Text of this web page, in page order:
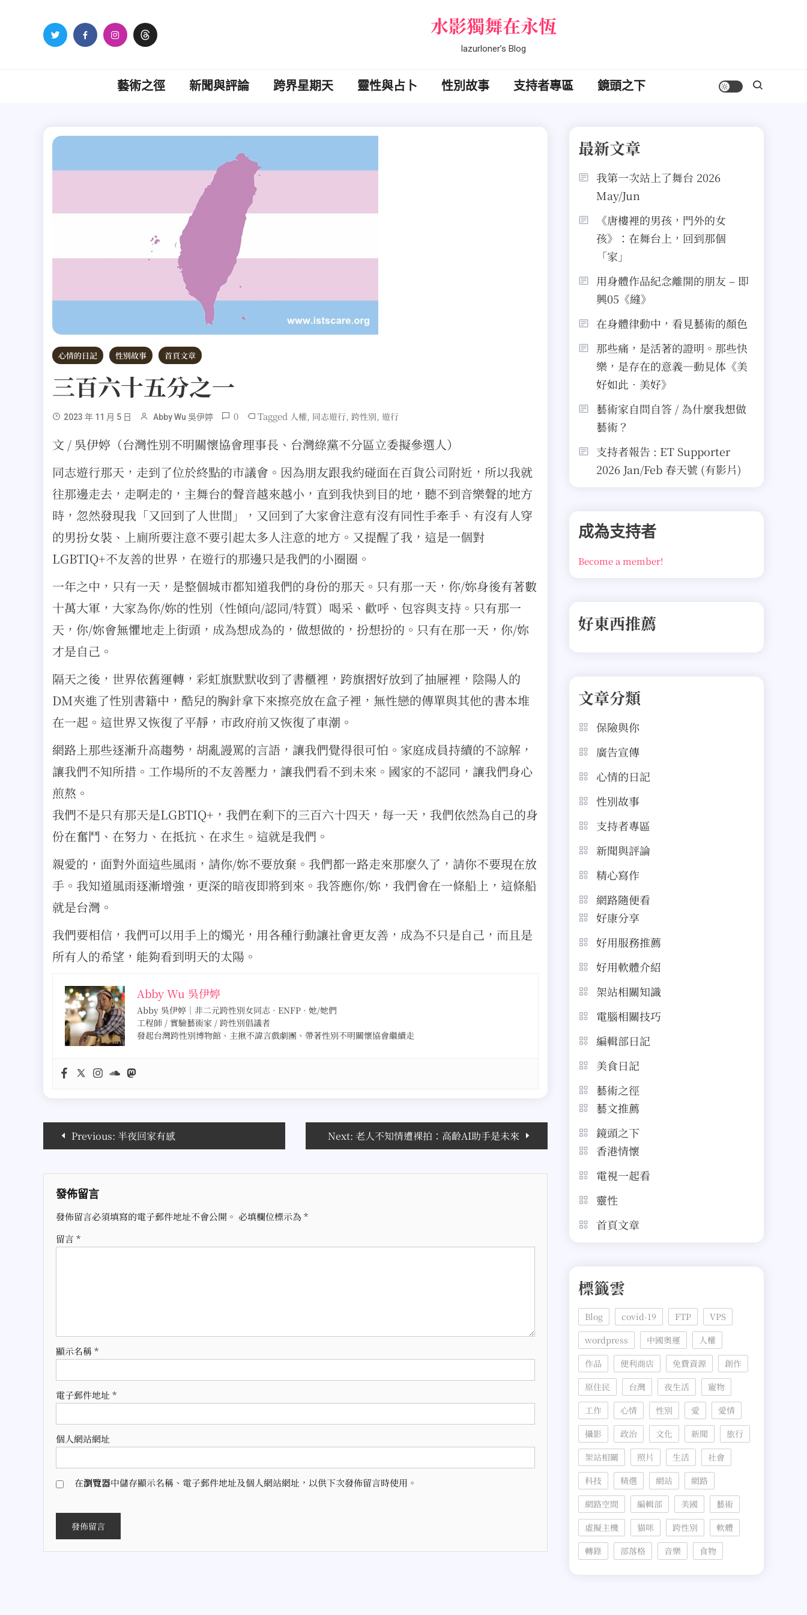
水影獨舞在永恆
lazurloner’s Blog
藝術之徑 新聞與評論 跨界星期天 靈性與占卜 性別故事 支持者專區 鏡頭之下
心情的日記 性別故事 首頁文章
三百六十五分之一
2023 年 11 月 5 日 Abby Wu 吳伊婷 0 Tagged 人權, 同志遊行, 跨性別, 遊行
文 / 吳伊婷（台灣性別不明關懷協會理事長、台灣綠黨不分區立委擬參選人）
同志遊行那天，走到了位於終點的市議會。因為朋友跟我約碰面在百貨公司附近，所以我就
往那邊走去，走啊走的，主舞台的聲音越來越小，直到我快到目的地，聽不到音樂聲的地方
時，忽然發現我「又回到了人世間」，又回到了大家會注意有沒有同性手牽手、有沒有人穿
的男扮女裝、上廁所要注意不要引起太多人注意的地方。又提醒了我，這是一個對
LGBTIQ+不友善的世界，在遊行的那邊只是我們的小圈圈。
一年之中，只有一天，是整個城市都知道我們的身份的那天。只有那一天，你/妳身後有著數
十萬大軍，大家為你/妳的性別（性傾向/認同/特質）喝采、歡呼、包容與支持。只有那一
天，你/妳會無懼地走上街頭，成為想成為的，做想做的，扮想扮的。只有在那一天，你/妳
才是自己。
隔天之後，世界依舊運轉，彩虹旗默默收到了書櫃裡，跨旗摺好放到了抽屜裡，陰陽人的
DM夾進了性別書籍中，酷兒的胸針拿下來擦亮放在盒子裡，無性戀的傳單與其他的書本堆
在一起。這世界又恢復了平靜，市政府前又恢復了車潮。
網路上那些逐漸升高趨勢，胡亂謾罵的言語，讓我們覺得很可怕。家庭成員持續的不諒解，
讓我們不知所措。工作場所的不友善壓力，讓我們看不到未來。國家的不認同，讓我們身心
煎熬。
我們不是只有那天是LGBTIQ+，我們在剩下的三百六十四天，每一天，我們依然為自己的身
份在奮鬥、在努力、在抵抗、在求生。這就是我們。
親愛的，面對外面這些風雨，請你/妳不要放棄。我們都一路走來那麼久了，請你不要現在放
手。我知道風雨逐漸增強，更深的暗夜即將到來。我答應你/妳，我們會在一條船上，這條船
就是台灣。
我們要相信，我們可以用手上的燭光，用各種行動讓社會更友善，成為不只是自己，而且是
所有人的希望，能夠看到明天的太陽。
Abby Wu 吳伊婷
Abby 吳伊婷｜非二元跨性別女同志 · ENFP · 她/她們
工程師 / 實驗藝術家 / 跨性別倡議者
發起台灣跨性別博物館、主揪不諱言戲劇團、帶著性別不明關懷協會繼續走
導
覽
Previous: 半夜回家有感 Next: 老人不知情遭裸拍：高齡AI助手是未來
發佈留言
發佈留言必須填寫的電子郵件地址不會公開。 必填欄位標示為*
留言 *
顯示名稱*
電子郵件地址 *
個人網站網址
在瀏覽器中儲存顯示名稱、電子郵件地址及個人網站網址，以供下次發佈留言時使用。
最新文章
我第一次站上了舞台 2026
May/Jun
《唐樓裡的男孩，門外的女
孩》：在舞台上，回到那個
「家」
用身體作品紀念離開的朋友 – 即
興05《縫》
在身體律動中，看見藝術的顏色
那些痛，是活著的證明。那些快
樂，是存在的意義—動見体《美
好如此．美好》
藝術家自問自答 / 為什麼我想做
藝術？
支持者報告 : ET Supporter
2026 Jan/Feb 春天號 (有影片)
成為支持者
Become a member!
好東西推薦
文章分類
保險與你
廣告宣傳
心情的日記
性別故事
支持者專區
新聞與評論
精心寫作
網路隨便看
好康分享
好用服務推薦
好用軟體介紹
架站相關知識
電腦相關技巧
編輯部日記
美食日記
藝術之徑
藝文推薦
鏡頭之下
香港情懷
電視一起看
靈性
首頁文章
標籤雲
Blog covid-19 FTP
VPS
wordpress
中國奧運
人權
作品
便利商店 免費資源
創作
原住民
台灣 夜生活
寵物
工作
心情 性別 愛
愛情
攝影
政治 文化 新聞
旅行
架站相關
照片 生活
社會
科技
精選 網站
網路
網路空間
編輯部 美國
藝術
虛擬主機
貓咪 跨性別
軟體
轉錄
部落格 音樂 食物